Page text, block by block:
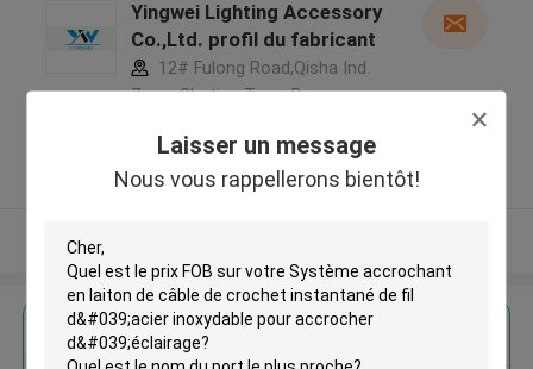
Laisser un message
Nous vous rappellerons bientôt!
Yingwei Lighting Accessory
Co.,Ltd. profil du fabricant
12# Fulong Road,Qisha Ind.
Zone, Shatian Town,Dongguan,
5.0
Fournisseur vérifié